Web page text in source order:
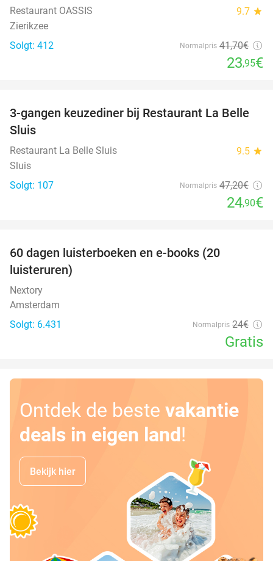
Restaurant OASSIS 9.7 star
Zierikzee
Solgt: 412
Normalpris 41,70€
23,95€
47%
3-gangen keuzediner bij Restaurant La Belle
Sluis
Restaurant La Belle Sluis 9.5 star
Sluis
Solgt: 107
Normalpris 47,20€
24,90€
60 dagen luisterboeken en e-books (20
luisteruren)
Nextory
Amsterdam
Solgt: 6.431
Normalpris 24€
Gratis
Ontdek de beste vakantie
deals in eigen land!
Bekijk hier